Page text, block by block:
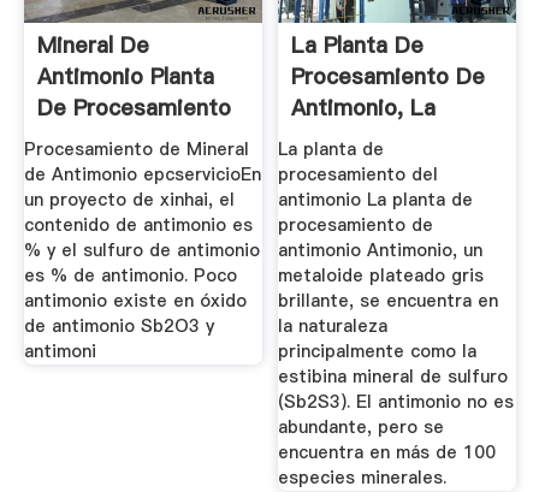
Mineral De
Antimonio Planta
De Procesamiento
De
Procesamiento de Mineral
de Antimonio epcservicioEn
un proyecto de xinhai, el
contenido de antimonio es
% y el sulfuro de antimonio
es % de antimonio. Poco
antimonio existe en óxido
de antimonio Sb2O3 y
antimoni
La Planta De
Procesamiento De
Antimonio, La
Planta De ...
La planta de
procesamiento del
antimonio La planta de
procesamiento de
antimonio Antimonio, un
metaloide plateado gris
brillante, se encuentra en
la naturaleza
principalmente como la
estibina mineral de sulfuro
(Sb2S3). El antimonio no es
abundante, pero se
encuentra en más de 100
especies minerales.